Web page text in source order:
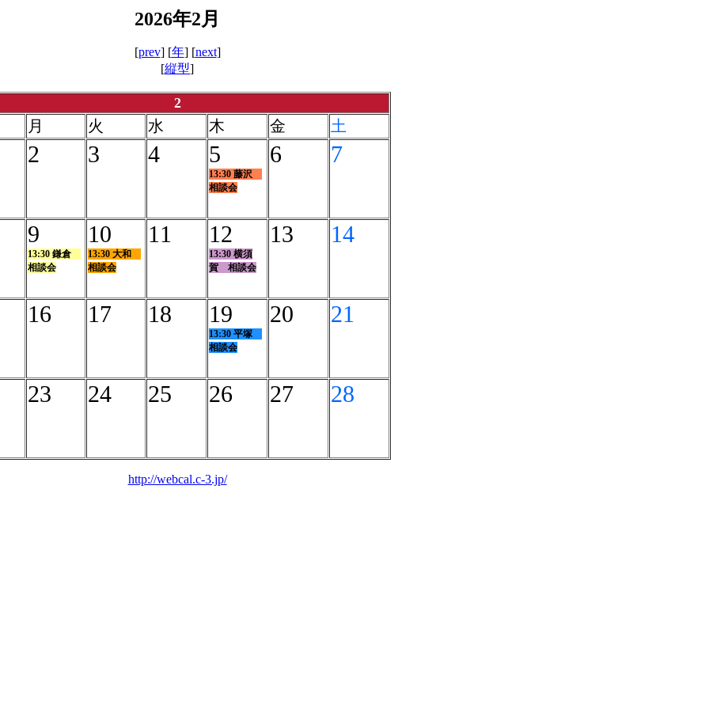
2026年2月
[prev] [年] [next]
[縦型]
2
月 火 水 木 金 土
2 3 4 5
13:30 藤沢
相談会
6 7
9
13:30 鎌倉
相談会
10
13:30 大和
相談会
11 12
13:30 横須
賀 相談会
13 14
16 17 18 19
13:30 平塚
相談会
20 21
23 24 25 26 27 28
http://webcal.c-3.jp/